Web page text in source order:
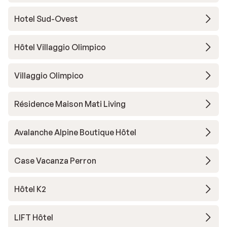
Hotel Sud-Ovest
Hôtel Villaggio Olimpico
Villaggio Olimpico
Résidence Maison Mati Living
Avalanche Alpine Boutique Hôtel
Case Vacanza Perron
Hôtel K2
LIFT Hôtel